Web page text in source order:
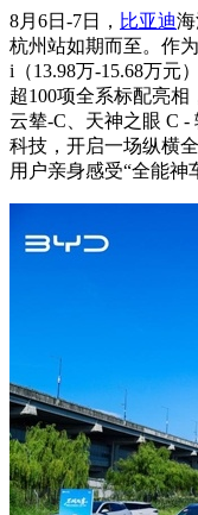
8月6日-7日， 比亚迪海
杭州站如期而至。作
i（13.98万-15.68万元
超100项全系标配亮
云辇-C、天神之眼 C -
科技，开启一场纵横
用户亲身感受“全能神